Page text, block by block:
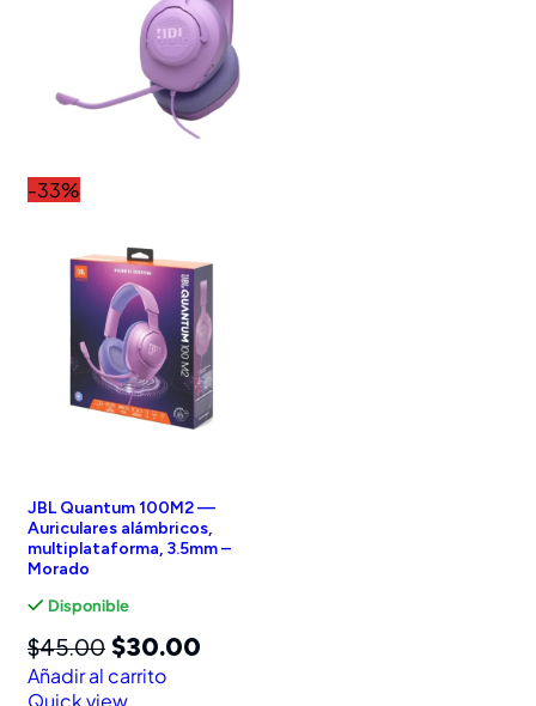
-33%
JBL Quantum 100M2 —
Auriculares alámbricos,
multiplataforma, 3.5mm –
Morado
Disponible
$45.00 $30.00
Añadir al carrito
Quick view